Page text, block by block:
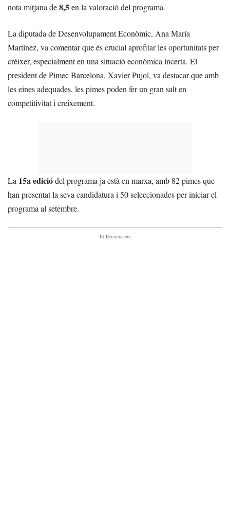
nota mitjana de8,5en la valoració del programa.
La diputada de Desenvolupament Econòmic, Ana María
Martínez, va comentar que és crucial aprofitar les oportunitats per
créixer, especialment en una situació econòmica incerta. El
president de Pimec Barcelona, Xavier Pujol, va destacar que amb
les eines adequades, les pimes poden fer un gran salt en
competitivitat i creixement.
La 15a ediciódel programa ja està en marxa, amb 82 pimes que
han presentat la seva candidatura i 50 seleccionades per iniciar el
programa al setembre.
- Et Recomanem -